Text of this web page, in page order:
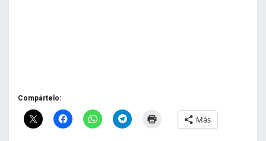
Compártelo:
Más